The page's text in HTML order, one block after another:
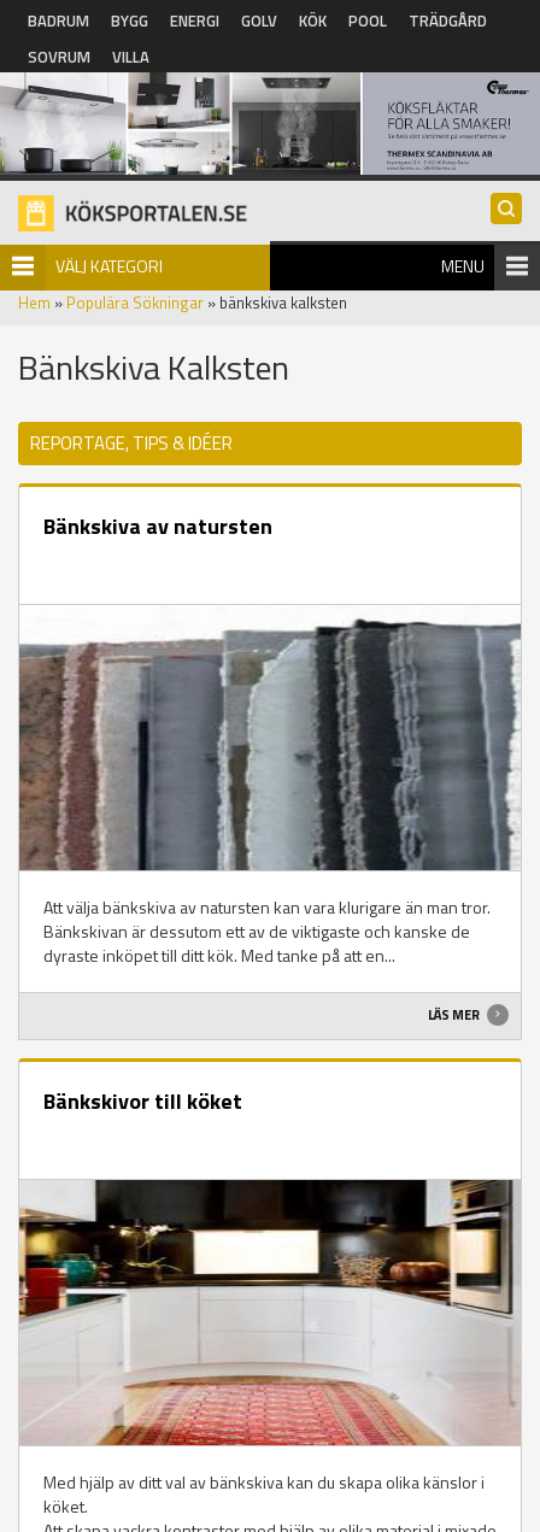
Hoppa till huvudinnehåll
BADRUM BYGG ENERGI GOLV KÖK POOL
TRÄDGÅRD
SOVRUM
VILLA
VÄLJ KATEGORI MENU
Hem » Populära Sökningar » bänkskiva kalksten
Bänkskiva Kalksten
REPORTAGE, TIPS & IDÉER
Bänkskiva av natursten
Att välja bänkskiva av natursten kan vara klurigare än man tror.
Bänkskivan är dessutom ett av de viktigaste och kanske de
dyraste inköpet till ditt kök. Med tanke på att en...
LÄS MER
Bänkskivor till köket
Med hjälp av ditt val av bänkskiva kan du skapa olika känslor i
köket.